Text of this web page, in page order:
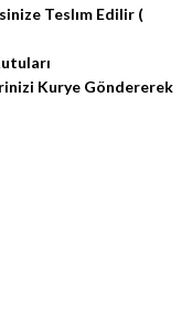
Teslım Edilir (
Kurye Göndererek